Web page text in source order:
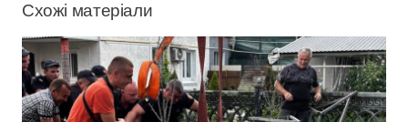
Схожі матеріали